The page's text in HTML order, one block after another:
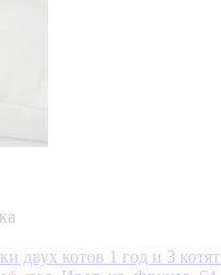
двух котов 1 год и 3 котят